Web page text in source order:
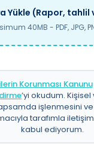
Yükle (Rapor, tahlil
40MB - PDF, JPG,
Korunması Kanunu
’yi okudum.
işlenmesini ve
tarafımla
kabul ediyorum.